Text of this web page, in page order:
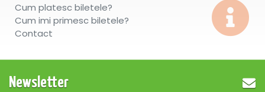
Cum platesc biletele?
Cum imi primesc biletele?
Contact
Newsletter